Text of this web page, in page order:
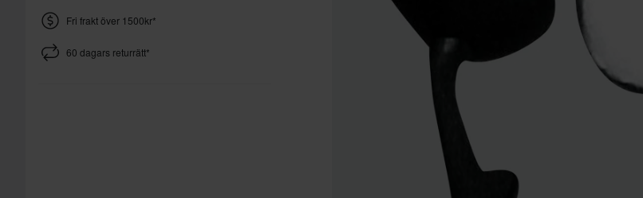
Fri frakt över 1500kr*
60 dagars returrätt*